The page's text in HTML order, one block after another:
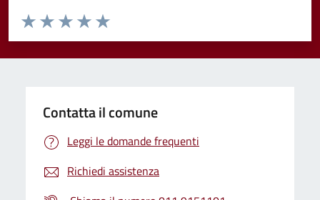
Valuta da 1 a 5 stelle la pagina
Valuta 5 stelle su 5
Valuta 4 stelle su 5
Valuta 3 stelle su 5
Valuta 2 stelle su 5
Valuta 1 stelle su 5
Contatta il comune
Leggi le domande frequenti
Richiedi assistenza